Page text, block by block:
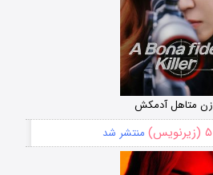
زن متاهل آدمکش
۵ (زیرنویس) منتشر شد